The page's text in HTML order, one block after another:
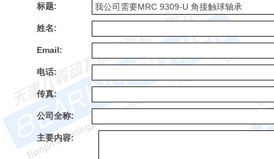
标题:
姓名:
Email:
电话:
传真:
公司全称:
主要内容: